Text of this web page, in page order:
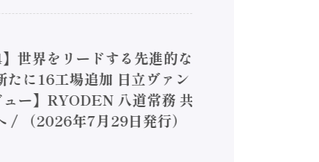
世界をリードする先進的な
に16工場追加 日立ヴァン
ー】RYODEN 八道常務 共
/ （2026年7月29日発行）